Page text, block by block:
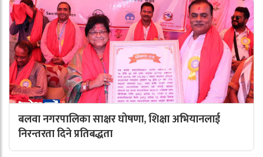
बलवा नगरपालिका साक्षर घोषणा, शिक्षा अभियानलाई
निरन्तरता दिने प्रतिबद्धता